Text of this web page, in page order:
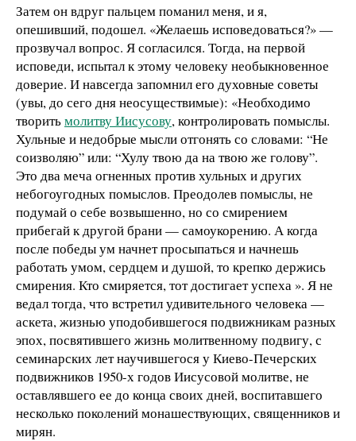
Затем он вдруг пальцем поманил меня, и я,
опешивший, подошел. «Желаешь исповедоваться?» —
прозвучал вопрос. Я согласился. Тогда, на первой
исповеди, испытал к этому человеку необыкновенное
доверие. И навсегда запомнил его духовные советы
(увы, до сего дня неосуществимые): «Необходимо
творитьмолитву Иисусову, контролировать помыслы.
Хульные и недобрые мысли отгонять со словами: “Не
соизволяю” или: “Хулу твою да на твою же голову”.
Это два меча огненных против хульных и других
небогоугодных помыслов. Преодолев помыслы, не
подумай о себе возвышенно, но со смирением
прибегай к другой брани — самоукорению. А когда
после победы ум начнет просыпаться и начнешь
работать умом, сердцем и душой, то крепко держись
смирения. Кто смиряется, тот достигает успеха ». Я не
ведал тогда, что встретил удивительного человека —
аскета, жизнью уподобившегося подвижникам разных
эпох, посвятившего жизнь молитвенному подвигу, с
семинарских лет научившегося у Киево-Печерских
подвижников 1950-х годов Иисусовой молитве, не
оставлявшего ее до конца своих дней, воспитавшего
несколько поколений монашествующих, священников и
мирян.